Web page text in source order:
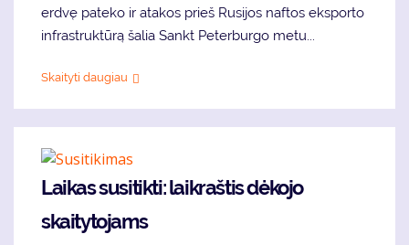
erdvę pateko ir atakos prieš Rusijos naftos eksporto
infrastruktūrą šalia Sankt Peterburgo metu...
Skaityti daugiau
Laikas susitikti: laikraštis dėkojo
skaitytojams